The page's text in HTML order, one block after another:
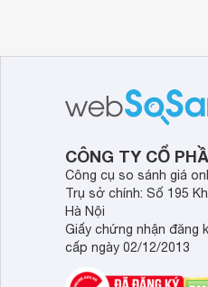
CÔNG TY CỔ
Công cụ so sánh giá
Trụ sở chính: Số 195
Hà Nội
Giấy chứng nhận đăng
cấp ngày 02/12/2013